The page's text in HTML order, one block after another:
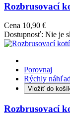
Rozbrusovací
Cena 10,90 €
Dostupnosť: Nie je
Porovnaj
Rýchly náhľad
Vložiť do
Rozbrusovací